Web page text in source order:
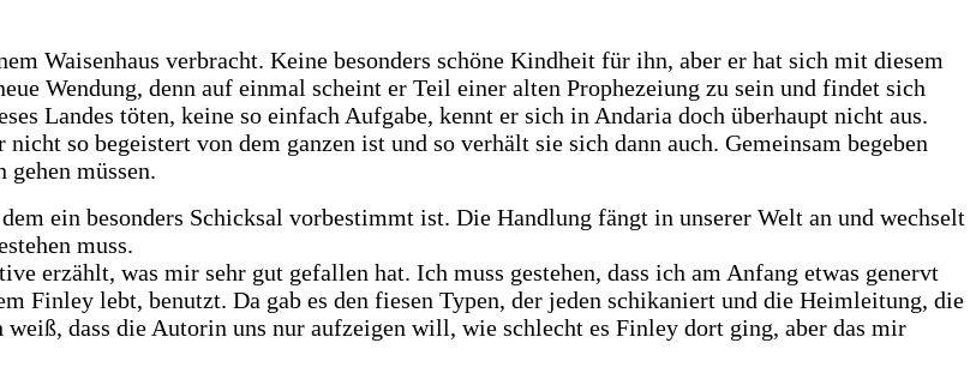
Waisenhaus verbracht. Keine besonders schöne Kindheit für ihn, aber er hat sich mit diesem
Wendung, denn auf einmal scheint er Teil einer alten Prophezeiung zu sein und findet sich
Landes töten, keine so einfach Aufgabe, kennt er sich in Andaria doch überhaupt nicht aus.
so begeistert von dem ganzen ist und so verhält sie sich dann auch. Gemeinsam begeben
müssen.
ein besonders Schicksal vorbestimmt ist. Die Handlung fängt in unserer Welt an und wechselt
muss.
erzählt, was mir sehr gut gefallen hat. Ich muss gestehen, dass ich am Anfang etwas genervt
Finley lebt, benutzt. Da gab es den fiesen Typen, der jeden schikaniert und die Heimleitung, die
dass die Autorin uns nur aufzeigen will, wie schlecht es Finley dort ging, aber das mir